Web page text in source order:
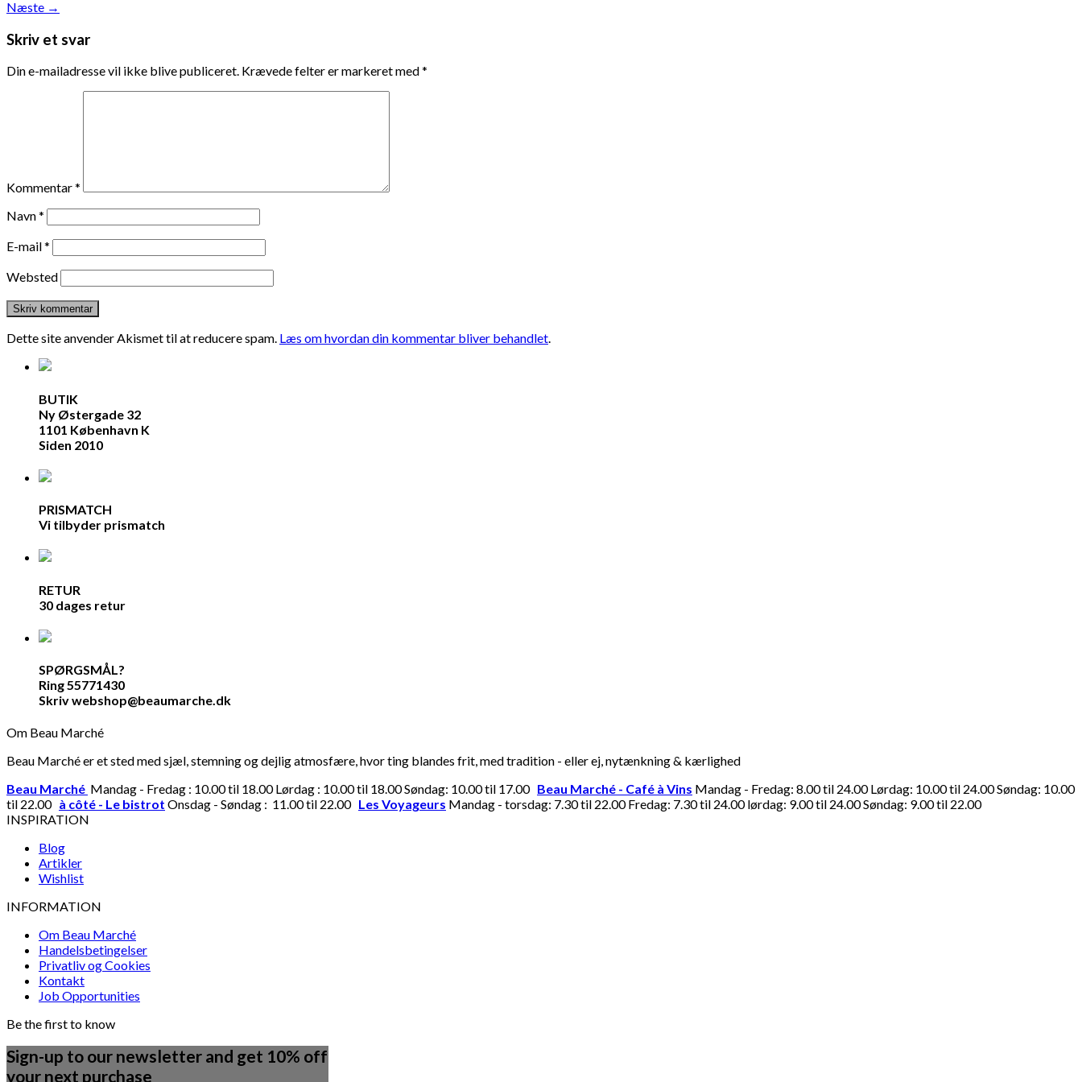
Næste →
Skriv et svar
Din e-mailadresse vil ikke blive publiceret. Krævede felter er markeret med*
Kommentar*
Navn*
E-mail*
Websted
Dette site anvender Akismet til at reducere spam. Læs om hvordan din kommentar bliver behandlet.
BUTIK
Ny Østergade 32
1101 København K
Siden 2010
PRISMATCH
Vi tilbyder prismatch
RETUR
30 dages retur
SPØRGSMÅL?
Ring 55771430
Skriv webshop@beaumarche.dk
Om Beau Marché
Beau Marché er et sted med sjæl, stemning og dejlig atmosfære, hvor ting blandes frit, med tradition - eller ej, nytænkning & kærlighed
Beau Marché Mandag - Fredag : 10.00 til 18.00 Lørdag : 10.00 til 18.00 Søndag: 10.00 til 17.00 Beau Marché - Café à Vins Mandag - Fredag: 8.00 til 24.00 Lørdag: 10.00 til 24.00 Søndag: 10.00
til 22.00 à côté - Le bistrot Onsdag - Søndag : 11.00 til 22.00 Les Voyageurs Mandag - torsdag: 7.30 til 22.00 Fredag: 7.30 til 24.00 lørdag: 9.00 til 24.00 Søndag: 9.00 til 22.00
INSPIRATION
Blog
Artikler
Wishlist
INFORMATION
Om Beau Marché
Handelsbetingelser
Privatliv og Cookies
Kontakt
Job Opportunities
Be the first to know
Sign-up to our newsletter and get 10% off
your next purchase